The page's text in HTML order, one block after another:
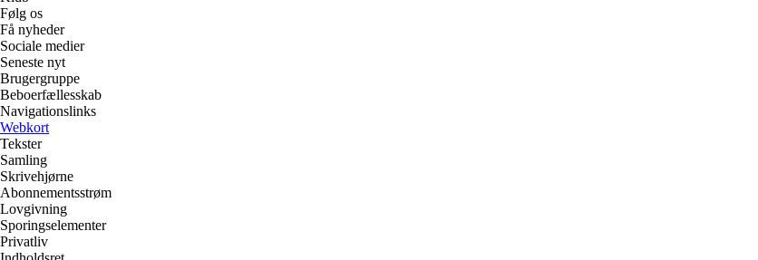
Følg os
Få nyheder
Sociale medier
Seneste nyt
Brugergruppe
Beboerfællesskab
Navigationslinks
Webkort
Tekster
Samling
Skrivehjørne
Abonnementsstrøm
Lovgivning
Sporingselementer
Privatliv